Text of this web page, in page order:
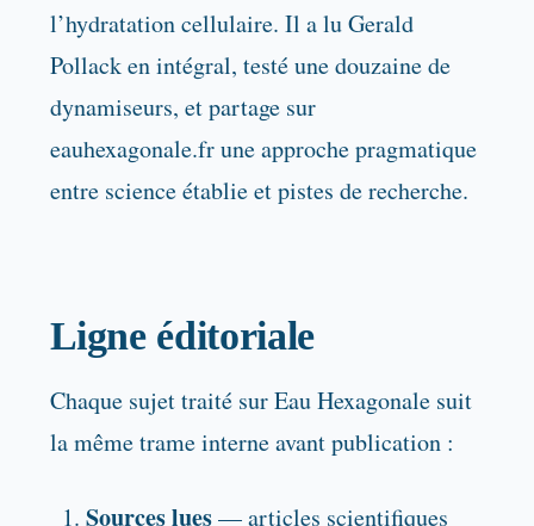
l’hydratation cellulaire. Il a lu Gerald
Pollack en intégral, testé une douzaine de
dynamiseurs, et partage sur
eauhexagonale.fr une approche pragmatique
entre science établie et pistes de recherche.
Ligne éditoriale
Chaque sujet traité sur Eau Hexagonale suit
la même trame interne avant publication :
Sources lues— articles scientifiques